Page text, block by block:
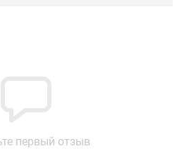
первый отзыв